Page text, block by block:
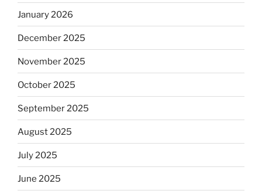
January 2026
December 2025
November 2025
October 2025
September 2025
August 2025
July 2025
June 2025